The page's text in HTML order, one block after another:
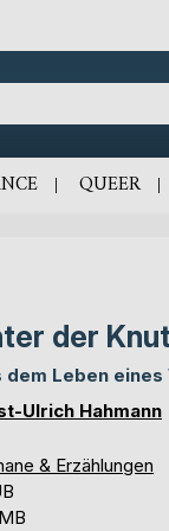
QUEER
der
dem Leben
Ulrich Hahmann
& Erzählungen